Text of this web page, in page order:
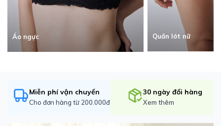
Áo ngực Quần lót nữ
Miễn phí vận chuyển
Cho đơn hàng từ 200.000đ
30 ngày đổi hàng
Xem thêm